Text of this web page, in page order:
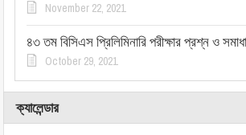
November 22, 2021
৪৩ তম বিসিএস প্রিলিমিনারি পরীক্ষার প্রশ্ন ও
October 29, 2021
ক্যালেন্ডার